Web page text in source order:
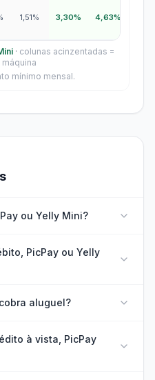
1,51% 3,30% 4,63%
· colunas acinzentadas =
mínimo mensal.
ou Yelly Mini?
PicPay ou Yelly
aluguel?
à vista, PicPay